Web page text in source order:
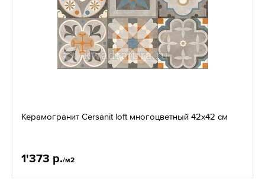
Керамогранит Cersanit loft многоцветный 42x42 см
1'373 р./м2